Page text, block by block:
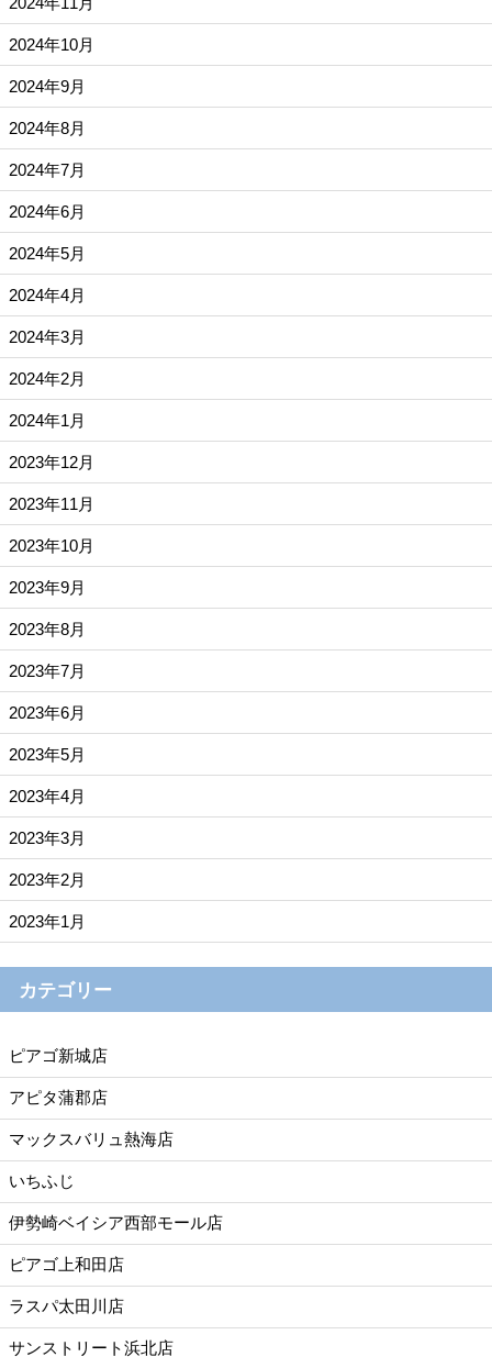
2024年10月
2024年9月
2024年8月
2024年7月
2024年6月
2024年5月
2024年4月
2024年3月
2024年2月
2024年1月
2023年12月
2023年11月
2023年10月
2023年9月
2023年8月
2023年7月
2023年6月
2023年5月
2023年4月
2023年3月
2023年2月
2023年1月
カテゴリー
ピアゴ新城店
アピタ蒲郡店
マックスバリュ熱海店
いちふじ
伊勢崎ベイシア西部モール店
ピアゴ上和田店
ラスパ太田川店
サンストリート浜北店